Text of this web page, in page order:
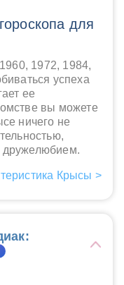
для
1972, 1984,
успеха
ее
вы можете
ничего не
дружелюбием.
Крысы >